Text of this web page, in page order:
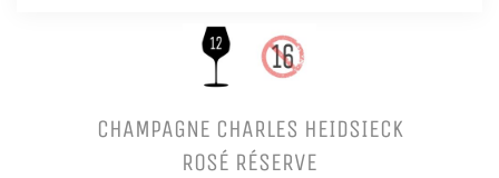
CHAMPAGNE CHARLES HEIDSIECK
ROSÉ RÉSERVE